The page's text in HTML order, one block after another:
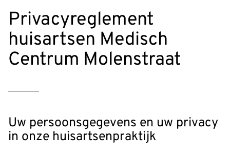
Privacyreglement
huisartsen Medisch
Centrum Molenstraat
Uw persoonsgegevens en uw privacy
in onze huisartsenpraktijk